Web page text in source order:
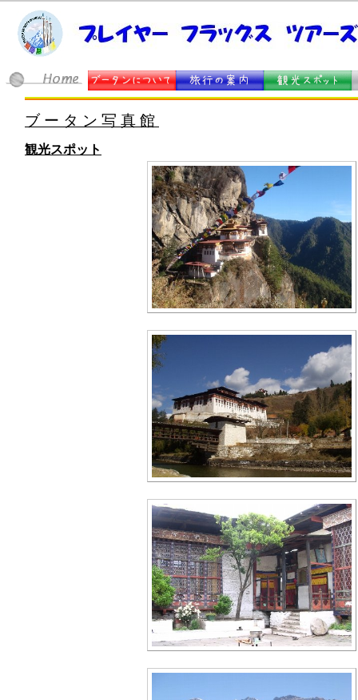
ブータン写真館
観光スポット